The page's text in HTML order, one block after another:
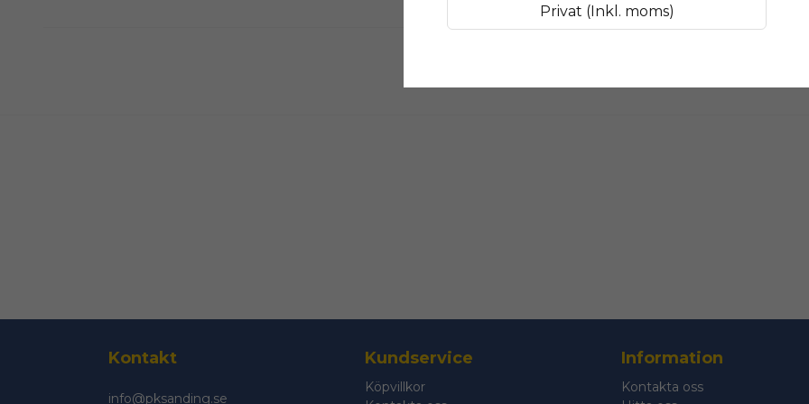
Privat (Inkl. moms)
Kontakt
info@pksanding.se
Kundservice
Köpvillkor
Information
Kontakta oss